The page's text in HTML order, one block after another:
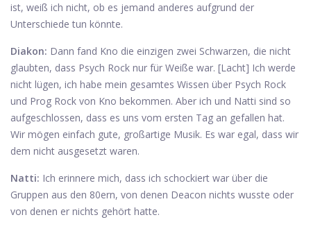
ist, weiß ich nicht, ob es jemand anderes aufgrund der
Unterschiede tun könnte.
Diakon: Dann fand Kno die einzigen zwei Schwarzen, die nicht
glaubten, dass Psych Rock nur für Weiße war. [Lacht] Ich werde
nicht lügen, ich habe mein gesamtes Wissen über Psych Rock
und Prog Rock von Kno bekommen. Aber ich und Natti sind so
aufgeschlossen, dass es uns vom ersten Tag an gefallen hat.
Wir mögen einfach gute, großartige Musik. Es war egal, dass wir
dem nicht ausgesetzt waren.
Natti: Ich erinnere mich, dass ich schockiert war über die
Gruppen aus den 80ern, von denen Deacon nichts wusste oder
von denen er nichts gehört hatte.